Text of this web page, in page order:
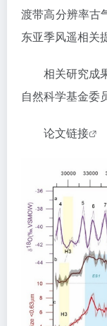
渡带高分辨率古
东亚季风遥相关
相关研究成
自然科学基金委
论文链接